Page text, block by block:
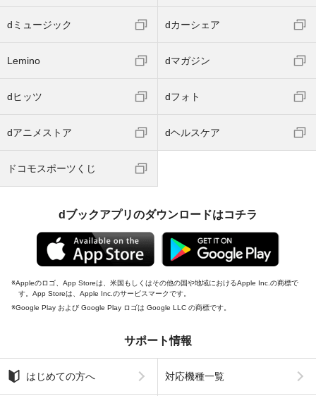
dミュージック dカーシェア
Lemino dマガジン
dヒッツ dフォト
dアニメストア dヘルスケア
ドコモスポーツくじ
dブックアプリのダウンロードはコチラ
Appleのロゴ、App Storeは、米国もしくはその他の国や地域におけるApple Inc.の商標で
す。App Storeは、Apple Inc.のサービスマークです。
Google Play および Google Play ロゴは Google LLC の商標です。
サポート情報
はじめての方へ 対応機種一覧